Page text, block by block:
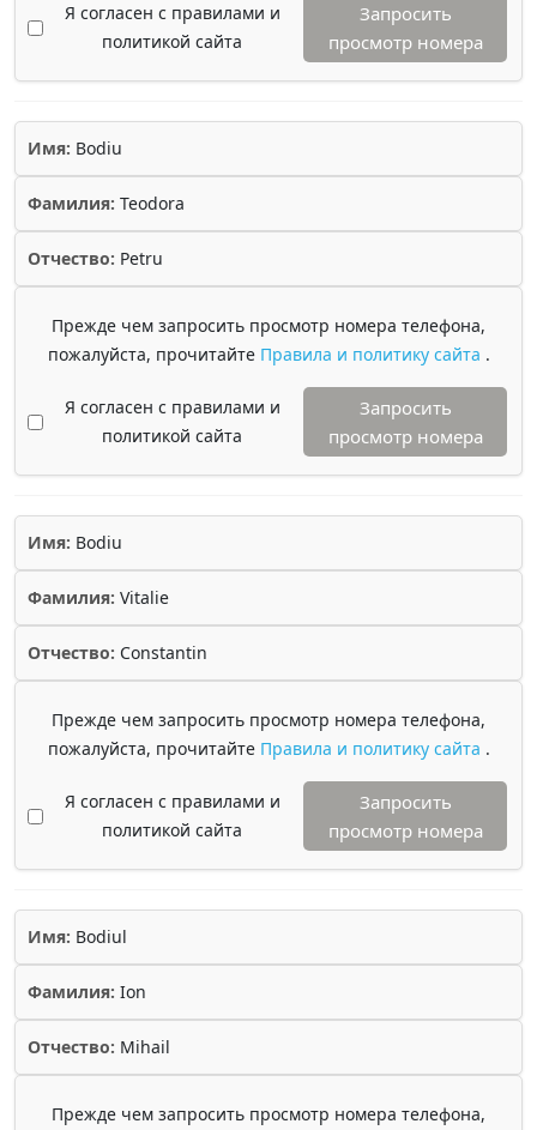
Я согласен с правилами и
политикой сайта
Запросить
просмотр номера
Имя: Bodiu
Фамилия: Teodora
Отчество: Petru
Прежде чем запросить просмотр номера телефона,
пожалуйста, прочитайте Правила и политику сайта .
Я согласен с правилами и
политикой сайта
Запросить
просмотр номера
Имя: Bodiu
Фамилия: Vitalie
Отчество: Constantin
Прежде чем запросить просмотр номера телефона,
пожалуйста, прочитайте Правила и политику сайта .
Я согласен с правилами и
политикой сайта
Запросить
просмотр номера
Имя: Bodiul
Фамилия: Ion
Отчество: Mihail
Прежде чем запросить просмотр номера телефона,